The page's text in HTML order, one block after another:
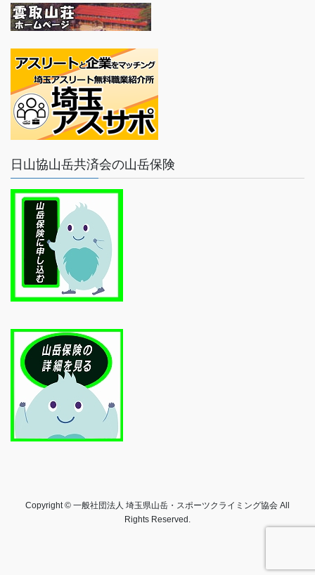
日山協山岳共済会の山岳保険
Copyright © 一般社団法人 埼玉県山岳・スポーツクライミング協会 All
Rights Reserved.